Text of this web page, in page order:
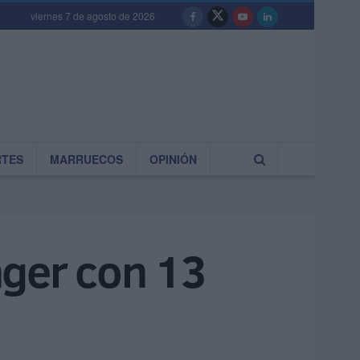
viernes 7 de agosto de 2026
MARRUECOS OPINIÓN
con 13